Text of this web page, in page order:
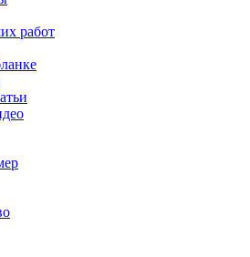
работ